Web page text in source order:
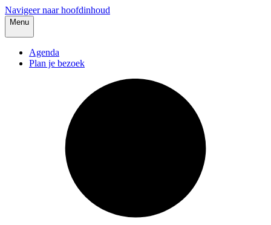
Navigeer naar hoofdinhoud
Menu
Agenda
Plan je bezoek